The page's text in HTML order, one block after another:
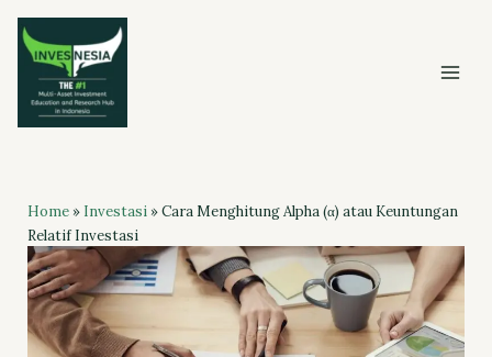
Skip
content
Home» Investasi»Cara Menghitung Alpha (α) atau Keuntungan
Relatif Investasi